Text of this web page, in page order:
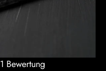
1 Bewertung